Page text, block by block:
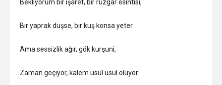
Bekliyorum bir işaret, bir rüzgâr esintisi,
Bir yaprak düşse, bir kuş konsa yeter.
Ama sessizlik ağır, gök kurşuni,
Zaman geçiyor, kalem usul usul ölüyor.